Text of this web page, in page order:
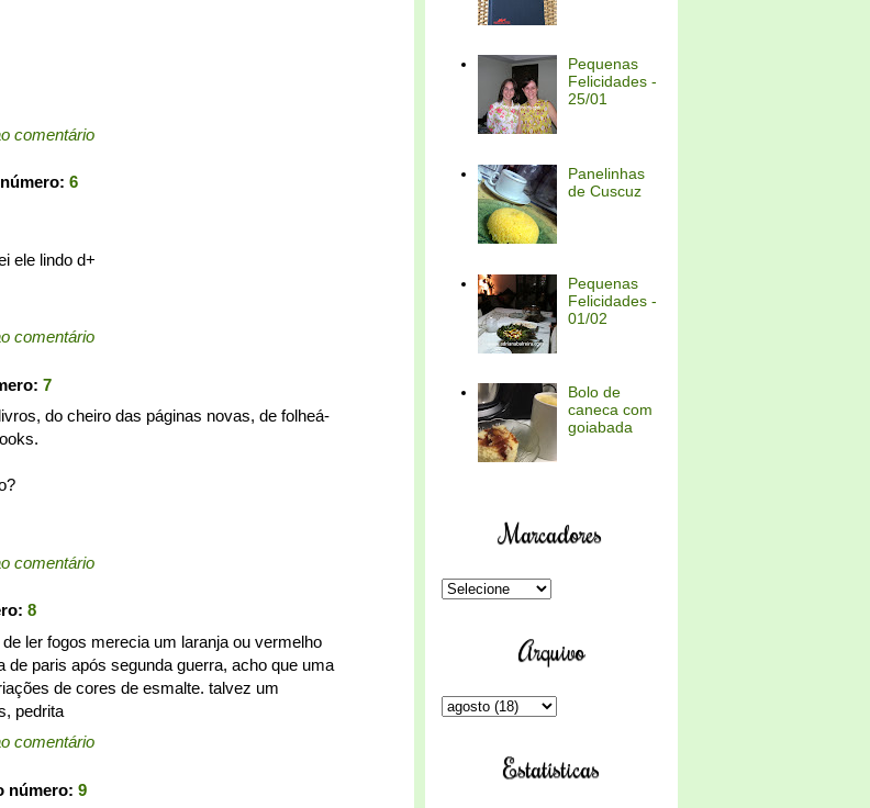
comentário
6
ele lindo d+
comentário
7
do cheiro das páginas novas, de folheá-
comentário
8
ler fogos merecia um laranja ou vermelho
paris após segunda guerra, acho que uma
de cores de esmalte. talvez um
pedrita
comentário
número: 9
Pequenas
Felicidades -
25/01
Panelinhas
de Cuscuz
Pequenas
Felicidades -
01/02
Bolo de
caneca com
goiabada
Marcadores
Arquivo
Estatísticas